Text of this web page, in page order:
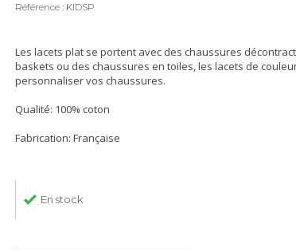
Référence : KIDSP
Les lacets plat se portent avec des chaussures
baskets ou des chaussures en toiles, les lacets de
personnaliser vos chaussures.
Qualité: 100% coton
Fabrication: Française
En stock